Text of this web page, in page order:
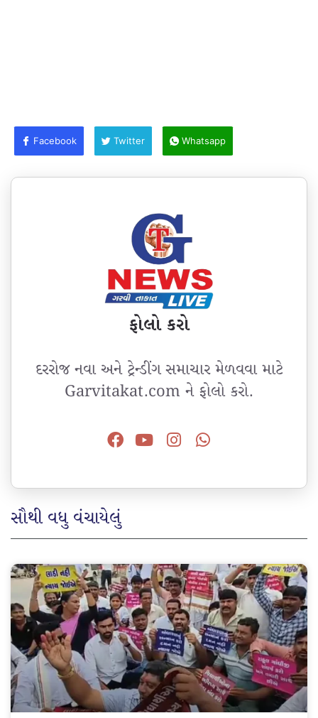
Facebook Twitter Whatsapp
ફોલો કરો
દરરોજ નવા અને ટ્રેન્ડીંગ સમાચાર મેળવવા માટે
Garvitakat.com ને ફોલો કરો.
સૌથી વધુ વંચાયેલું